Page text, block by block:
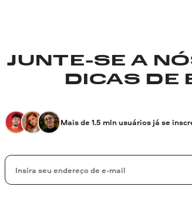
JUNTE-SE A
DICAS DE
Mais de 1.5 mln usuários já se
Seu e-mail